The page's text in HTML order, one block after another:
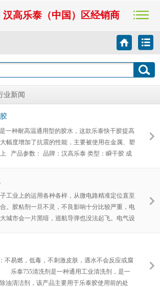
汉高乐泰（中国）区经销商
业新闻
一种耐高温通用型的胶水，这款乐泰快干胶提高
幅度增加了抗震的性能，主要被使用在金属、塑
产品参数： 品牌：汉高乐泰 类型：瞬干胶 成
0.05mm 粘接强度：100/800(mpa.s) 剪切强度：
工业上的运用各种各样，从微电路精准定位直至
。胶粘剂一旦不灵，不良影响十分比较严重，电
城市会一片黑喑，巡航导弹也没法起飞。电气设
一样运用所规定的特点包含：使用期从几秒至两
，使用量从不够mg到超出一吨。 环
子工业中的运用更为普遍，因为它实用
不易燃，低毒，不刺激皮肤，遇水不会反应或腐
泰755清洗剂是一种通用工业清洗剂，是一
油清洁剂，该产品主要用于乐泰胶使用前的处